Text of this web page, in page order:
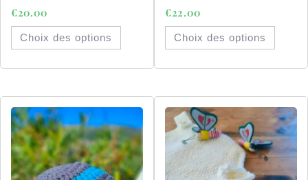
€20.00
Choix des options
€22.00
Choix des options